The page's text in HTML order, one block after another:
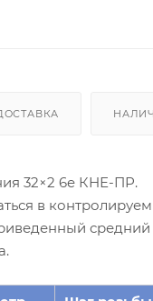
32×2 6e КНЕ-ПР.
в